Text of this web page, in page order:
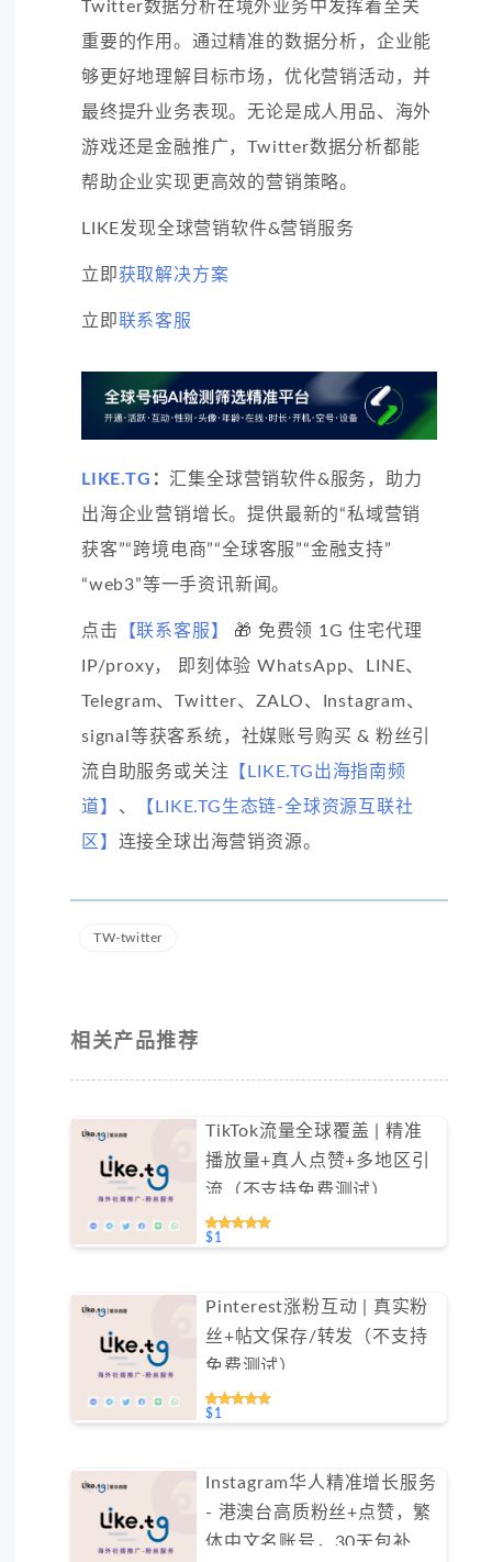
Twitter数据分析在境外业务中发挥着至关
重要的作用。通过精准的数据分析，企业能
够更好地理解目标市场，优化营销活动，并
最终提升业务表现。无论是成人用品、海外
游戏还是金融推广，Twitter数据分析都能
帮助企业实现更高效的营销策略。
LIKE发现全球营销软件&营销服务
立即获取解决方案
立即联系客服
LIKE.TG ： 汇集全球营销软件&服务，助力
出海企业营销增长。提供最新的“私域营销
获客”“跨境电商”“全球客服”“金融支持”
“web3”等一手资讯新闻。
点击 【联系客服】
🎁 免费领 1G 住宅代理
IP/proxy， 即刻体验 WhatsApp、LINE、
Telegram、Twitter、ZALO、Instagram、
signal等获客系统，社媒账号购买 & 粉丝引
流自助服务或关注 【LIKE.TG出海指南频
道】 、
【LIKE.TG生态链-全球资源互联社
区】 连接全球出海营销资源。
TW-twitter
相关产品推荐
TikTok流量全球覆盖 | 精准
播放量+真人点赞+多地区引
流（不支持免费测试）
$1
Pinterest涨粉互动 | 真实粉
丝+帖文保存/转发（不支持
免费测试）
$1
Instagram华人精准增长服务
- 港澳台高质粉丝+点赞，繁
体中文名账号，30天包补保